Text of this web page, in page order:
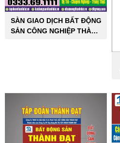
SÀN GIAO DỊCH BẤT ĐỘNG
SẢN CÔNG NGHIỆP THÀNH